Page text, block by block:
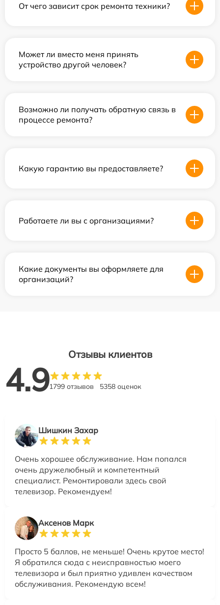
От чего зависит срок ремонта техники?
Может ли вместо меня принять
устройство другой человек?
Возможно ли получать обратную связь в
процессе ремонта?
Какую гарантию вы предоставляете?
Работаете ли вы с организациями?
Какие документы вы оформляете для
организаций?
Отзывы клиентов
4.91799 отзывов 5358 оценок
Шишкин Захар
Очень хорошее обслуживание. Нам попался
очень дружелюбный и компетентный
специалист. Ремонтировали здесь свой
телевизор. Рекомендуем!
Аксенов Марк
Просто 5 баллов, не меньше! Очень крутое место!
Я обратился сюда с неисправностью моего
телевизора и был приятно удивлен качеством
обслуживания. Рекомендую всем!